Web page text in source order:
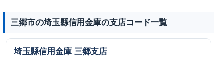
三郷市の埼玉縣信用金庫の支店コード一覧
埼玉縣信用金庫 三郷支店